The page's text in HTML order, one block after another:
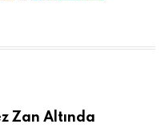
Zan Altında